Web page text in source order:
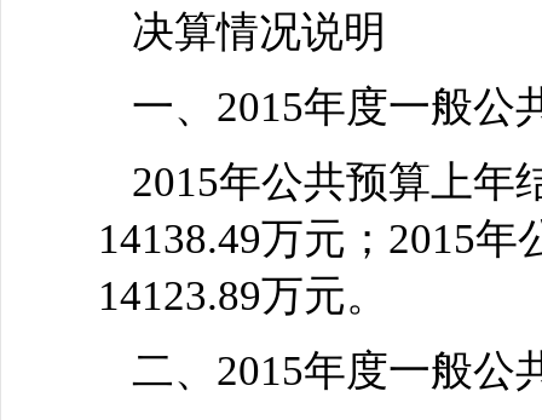
决算情况说明
一、2015年度一般公
2015年公共预算上年
14138.49万元；2015
14123.89万元。
二、2015年度一般公